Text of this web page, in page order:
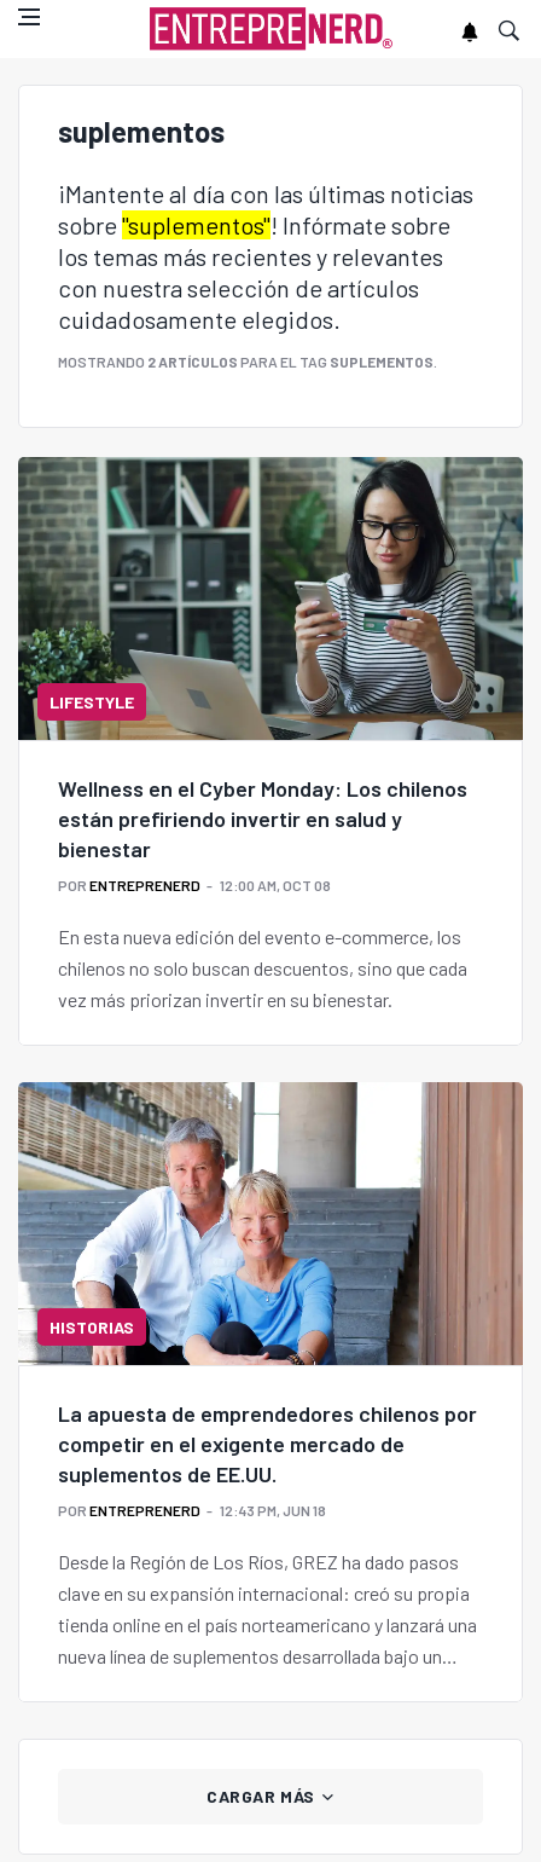
suplementos
¡Mantente al día con las últimas noticias
sobre "suplementos"! Infórmate sobre
los temas más recientes y relevantes
con nuestra selección de artículos
cuidadosamente elegidos.
MOSTRANDO 2 ARTÍCULOS PARA EL TAG SUPLEMENTOS
LIFESTYLE
Wellness en el Cyber Monday: Los chilenos
están prefiriendo invertir en salud y
bienestar
POR ENTREPRENERD 12:00 AM, OCT 08
En esta nueva edición del evento e-commerce, los
chilenos no solo buscan descuentos, sino que cada
vez más priorizan invertir en su bienestar.
HISTORIAS
La apuesta de emprendedores chilenos por
competir en el exigente mercado de
suplementos de EE.UU.
POR ENTREPRENERD 12:43 PM, JUN 18
Desde la Región de Los Ríos, GREZ ha dado pasos
clave en su expansión internacional: creó su propia
tienda online en el país norteamericano y lanzará una
nueva línea de suplementos desarrollada bajo un
CARGAR MÁS